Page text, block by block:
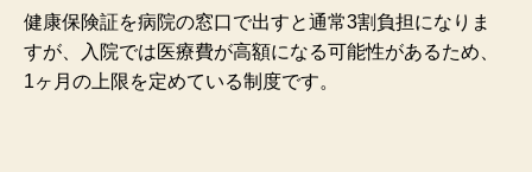
健康保険証を病院の窓口で出すと通常3割負担になりま
すが、入院では医療費が高額になる可能性があるため、
1ヶ月の上限を定めている制度です。